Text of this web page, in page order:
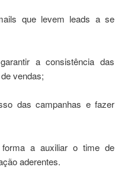
que levem leads a se
a consistência das
vendas;
das campanhas e fazer
a auxiliar o time de
aderentes.